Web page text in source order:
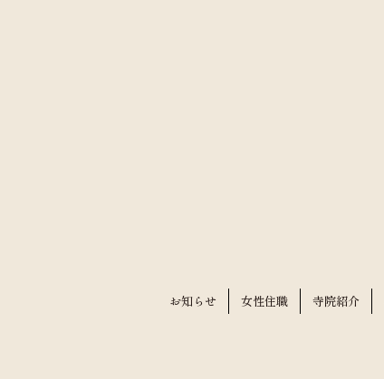
お知らせ 女性住職 寺院紹介